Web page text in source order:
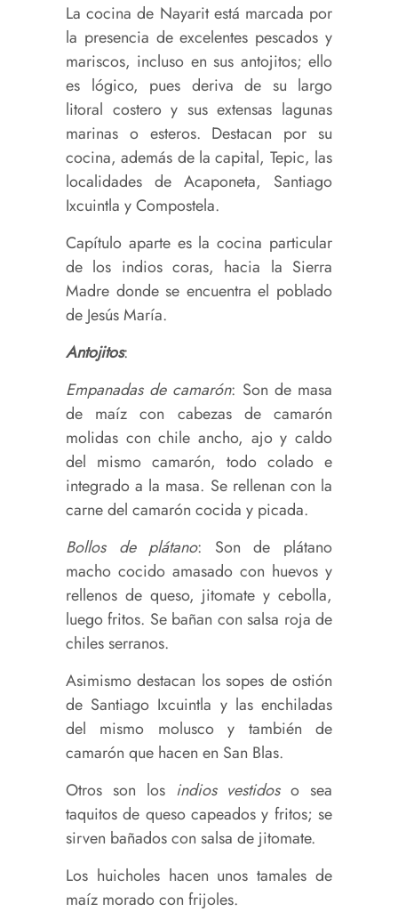
La cocina de Nayarit está marcada por
la presencia de excelentes pescados y
mariscos, incluso en sus antojitos; ello
es lógico, pues deriva de su largo
litoral costero y sus extensas lagunas
marinas o esteros. Destacan por su
cocina, además de la capital, Tepic, las
localidades de Acaponeta, Santiago
Ixcuintla y Compostela.
Capítulo aparte es la cocina particular
de los indios coras, hacia la Sierra
Madre donde se encuentra el poblado
de Jesús María.
Antojitos:
Empanadas de camarón: Son de masa
de maíz con cabezas de camarón
molidas con chile ancho, ajo y caldo
del mismo camarón, todo colado e
integrado a la masa. Se rellenan con la
carne del camarón cocida y picada.
Bollos de plátano: Son de plátano
macho cocido amasado con huevos y
rellenos de queso, jitomate y cebolla,
luego fritos. Se bañan con salsa roja de
chiles serranos.
Asimismo destacan los sopes de ostión
de Santiago Ixcuintla y las enchiladas
del mismo molusco y también de
camarón que hacen en San Blas.
Otros son los indios vestidoso sea
taquitos de queso capeados y fritos; se
sirven bañados con salsa de jitomate.
Los huicholes hacen unos tamales de
maíz morado con frijoles.